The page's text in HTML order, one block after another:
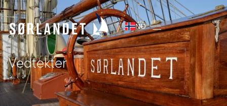
NO
Vedtekter